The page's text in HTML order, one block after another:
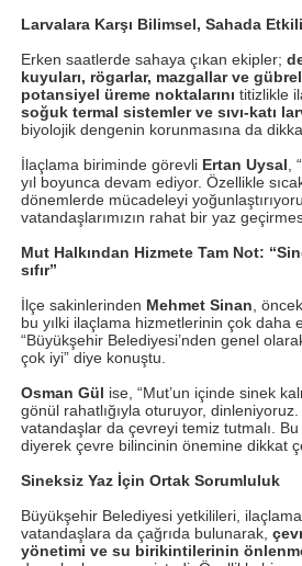
Larvalara Karşı Bilimsel, Sahada
Erken saatlerde sahaya çıkan ekipler;
kuyuları, rögarlar, mazgallar ve
potansiyel üreme noktalarını titizlikle
soğuk termal sistemler ve sıvı-katı
biyolojik dengenin korunmasına da
İlaçlama biriminde görevli Ertan Uysal,
yıl boyunca devam ediyor. Özellikle
dönemlerde mücadeleyi
vatandaşlarımızın rahat bir yaz
Mut Halkından Hizmete Tam Not:
sıfır”
İlçe sakinlerinden Mehmet Sinan,
bu yılki ilaçlama hizmetlerinin çok daha
“Büyükşehir Belediyesi’nden genel
çok iyi” diye konuştu.
Osman Gül ise, “Mut’un içinde sinek
gönül rahatlığıyla oturuyor,
vatandaşlar da çevreyi temiz tutmalı.
diyerek çevre bilincinin önemine dikkat
Sineksiz Yaz İçin Ortak Sorumluluk
Büyükşehir Belediyesi yetkilileri, ilaçlama
vatandaşlara da çağrıda bulunarak,
yönetimi ve su birikintilerinin